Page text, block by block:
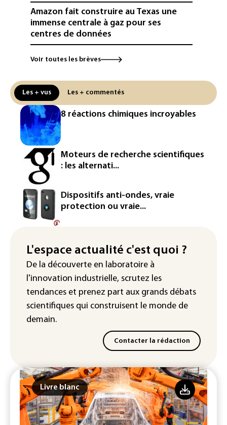
Amazon fait construire au Texas une
immense centrale à gaz pour ses
centres de données
L'UE demande à Meta et TikTok de
renforcer la surveillance et la
Ceuta
L'Europe se prépare à une baisse de la
production d'électricité lors de l'éclipse
solaire
La métropole de Rouen porte plainte
contre BASF pour pollution aux PFAS
Canicule: à l'arrêt depuis fin juillet, la
centrale de Golfech reconnectée au
réseau
Véhicules de livraison autonomes: la
homologation
Iris³: Eutelsat investira 3,4 milliards
d'euros dans la future constellation
européenne
Voir toutes les brèves
Les + vus Les + commentés
8 réactions chimiques incroyables
Moteurs de recherche scientifiques
: les alternati...
Dispositifs anti-ondes, vraie
protection ou vraie...
L'espace actualité c'est quoi ?
De la découverte en laboratoire à
l'innovation industrielle, scrutez les
tendances et prenez part aux grands débats
scientifiques qui construisent le monde de
demain.
Contacter la rédaction
Livre blanc